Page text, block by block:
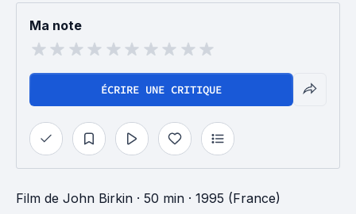
Ma note
ÉCRIRE UNE CRITIQUE
Film de John Birkin · 50 min · 1995 (France)